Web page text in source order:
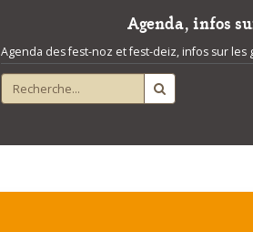
Agenda, infos
Agenda des fest-noz et fest-deiz, infos sur les